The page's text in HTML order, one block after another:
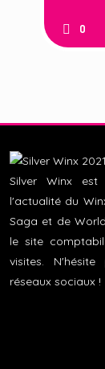
0
Silver Winx
l'actualité du
Saga et de
le site
visites.
réseaux sociaux !